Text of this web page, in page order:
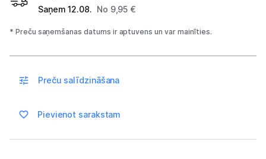
Viedierīces
Sadzīves tehnika
Ražotāju atjaunota tehnika
Saņem 12.08. No 9,95 €
* Preču saņemšanas datums ir aptuvens un var mainīties.
Preču salīdzināšana
Pievienot sarakstam